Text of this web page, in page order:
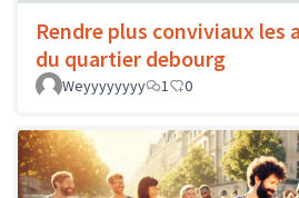
Rendre plus conviviaux les
du quartier debourg
Weyyyyyyyy
1 0